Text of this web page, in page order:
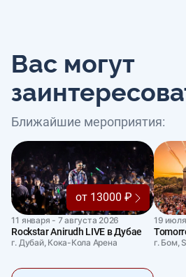
Вас могут
Ближайшие мероприятия:
от 13000 ₽
11 января - 7 августа 2026
Rockstar Anirudh LIVE в Дубае
г. Дубай, Кока-Кола Арена
19
г. Бом,